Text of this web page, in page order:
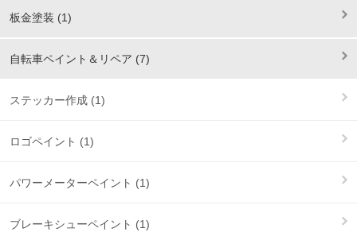
板金塗装 (1)
自転車ペイント＆リペア (7)
ステッカー作成 (1)
ロゴペイント (1)
パワーメーターペイント (1)
ブレーキシューペイント (1)